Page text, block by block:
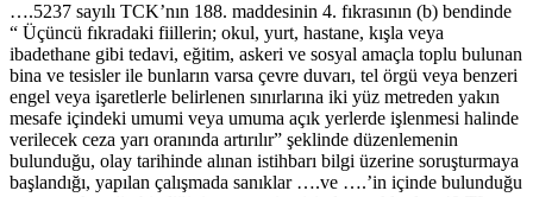
….5237 sayılı TCK’nın 188. maddesinin 4. fıkrasının (b) bendinde
“ Üçüncü fıkradaki fiillerin; okul, yurt, hastane, kışla veya
ibadethane gibi tedavi, eğitim, askeri ve sosyal amaçla toplu bulunan
bina ve tesisler ile bunların varsa çevre duvarı, tel örgü veya benzeri
engel veya işaretlerle belirlenen sınırlarına iki yüz metreden yakın
mesafe içindeki umumi veya umuma açık yerlerde işlenmesi halinde
verilecek ceza yarı oranında artırılır” şeklinde düzenlemenin
bulunduğu, olay tarihinde alınan istihbarı bilgi üzerine soruşturmaya
başlandığı, yapılan çalışmada sanıklar ….ve ….’in içinde bulunduğu